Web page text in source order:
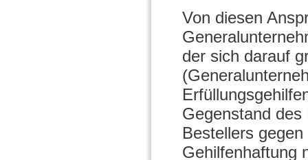
Von diesen
der sich darauf
Gegenstand
Bestellers
Gehilfenhaftung